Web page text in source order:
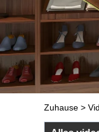
Zuhause >